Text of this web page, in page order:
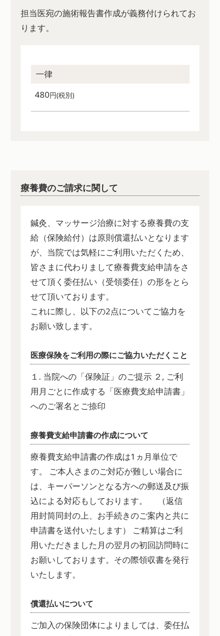
担当医宛の施術報告書作成が義務付けられてお
ります。
一律
480円(税別)
療養費のご請求に関して
鍼灸、マッサージ治療に対する療養費の支
給（保険給付）は原則償還払いとなります
が、当院では気軽にご利用いただくため、
皆さまに代わりまして療養費支給申請をさ
せて頂く委任払い（受領委任）の形をとら
せて頂いております。
これに際し、以下の2点についてご協力を
お願い致します。
医療保険をご利用の際にご協力いただくこと
１. 当院への「保険証」のご提示 ２, ご利
用月ごとに作成する「医療費支給申請書」
へのご署名とご捺印
療養費支給申請書の作成について
療養費支給申請書の作成は1ヵ月単位で
す。 ご本人さまのご対応が難しい場合に
は、キーパーソンとなる方への郵送及び振
込による対応もしております。 （返信
用封筒同封の上、お手続きのご案内と共に
申請書を送付いたします） ご精算はご利
用いただきました月の翌月の初回訪問時に
お願いしております。その際領収書を発行
いたします。
償還払いについて
ご加入の保険団体によりましては、委任払